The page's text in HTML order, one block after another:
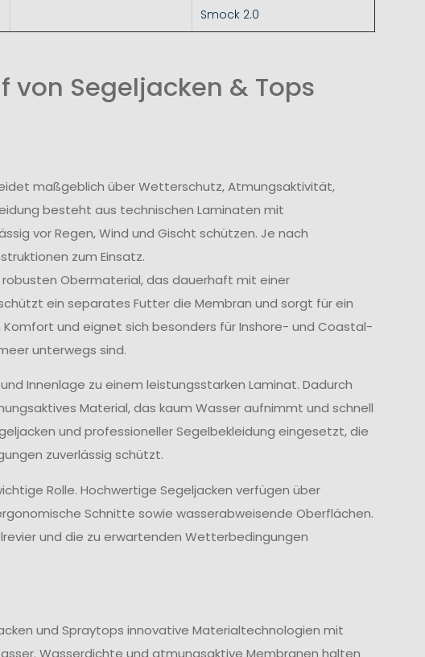
Smock 2.0
Segeljacken & Tops
maßgeblich über Wetterschutz, Atmungsaktivität,
besteht aus technischen Laminaten mit
vor Regen, Wind und Gischt schützen. Je nach
zum Einsatz.
Obermaterial, das dauerhaft mit einer
ein separates Futter die Membran und sorgt für ein
und eignet sich besonders für Inshore- und Coastal-
unterwegs sind.
Innenlage zu einem leistungsstarken Laminat. Dadurch
Material, das kaum Wasser aufnimmt und schnell
und professioneller Segelbekleidung eingesetzt, die
zuverlässig schützt.
Rolle. Hochwertige Segeljacken verfügen über
Schnitte sowie wasserabweisende Oberflächen.
und die zu erwartenden Wetterbedingungen
und Spraytops innovative Materialtechnologien mit
Wasserdichte und atmungsaktive Membranen halten